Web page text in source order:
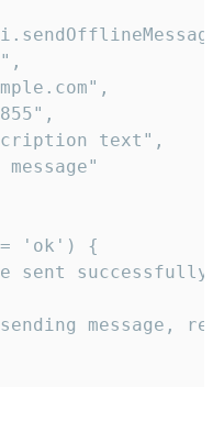
text",
message"
'ok') {
sent
message,